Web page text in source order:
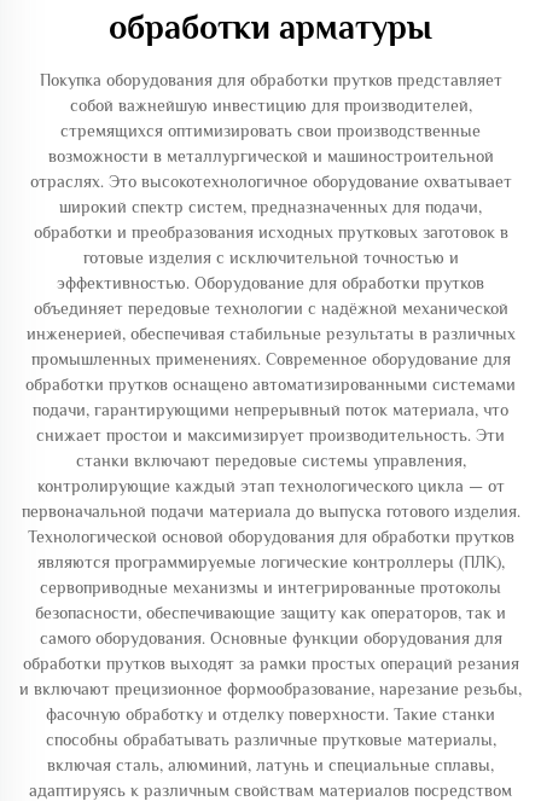
обработки арматуры
Покупка оборудования для обработки прутков представляет
собой важнейшую инвестицию для производителей,
стремящихся оптимизировать свои производственные
возможности в металлургической и машиностроительной
отраслях. Это высокотехнологичное оборудование охватывает
широкий спектр систем, предназначенных для подачи,
обработки и преобразования исходных прутковых заготовок в
готовые изделия с исключительной точностью и
эффективностью. Оборудование для обработки прутков
объединяет передовые технологии с надёжной механической
инженерией, обеспечивая стабильные результаты в различных
промышленных применениях. Современное оборудование для
обработки прутков оснащено автоматизированными системами
подачи, гарантирующими непрерывный поток материала, что
снижает простои и максимизирует производительность. Эти
станки включают передовые системы управления,
контролирующие каждый этап технологического цикла — от
первоначальной подачи материала до выпуска готового изделия.
Технологической основой оборудования для обработки прутков
являются программируемые логические контроллеры (ПЛК),
сервоприводные механизмы и интегрированные протоколы
безопасности, обеспечивающие защиту как операторов, так и
самого оборудования. Основные функции оборудования для
обработки прутков выходят за рамки простых операций резания
и включают прецизионное формообразование, нарезание резьбы,
фасочную обработку и отделку поверхности. Такие станки
способны обрабатывать различные прутковые материалы,
включая сталь, алюминий, латунь и специальные сплавы,
адаптируясь к различным свойствам материалов посредством